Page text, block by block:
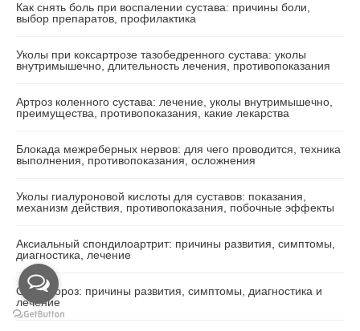
Как снять боль при воспалении сустава: причины боли,
выбор препаратов, профилактика
Уколы при коксартрозе тазобедренного сустава: уколы
внутримышечно, длительность лечения, противопоказания
Артроз коленного сустава: лечение, уколы внутримышечно,
преимущества, противопоказания, какие лекарства
Блокада межреберных нервов: для чего проводится, техника
выполнения, противопоказания, осложнения
Уколы​ гиалуроновой кислоты для суставов: показания,
механизм действия, противопоказания, побочные эффекты
Аксиальный спондилоартрит: причины развития, симптомы,
диагностика, лечение
Остеопороз: причины развития, симптомы, диагностика и
лечение